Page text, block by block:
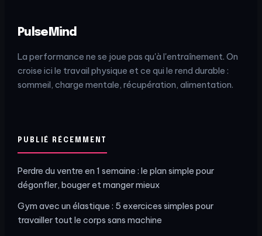
PulseMind
La performance ne se joue pas qu'à l'entraînement. On
croise ici le travail physique et ce qui le rend durable :
sommeil, charge mentale, récupération, alimentation.
PUBLIÉ RÉCEMMENT
Perdre du ventre en 1 semaine : le plan simple pour
dégonfler, bouger et manger mieux
Gym avec un élastique : 5 exercices simples pour
travailler tout le corps sans machine